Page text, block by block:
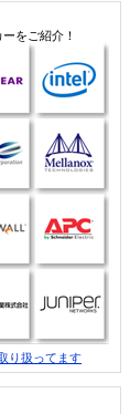
をご紹介！
り扱ってます